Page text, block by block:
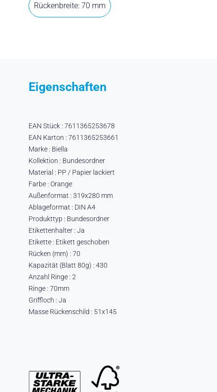
Rückenbreite: 70 mm
Eigenschaften
EAN Stück : 7611365253678
EAN Karton : 7611365253661
Marke : Biella
Kollektion : Bundesordner
Material : PP / Papier lackiert
Farbe : Orange
Außenformat : 319x280 mm
Ablageformat : DIN A4
Produkttyp : Bundesordner
Etikettenhalter : Ja
Etikette : Etikett geschoben
Rücken (mm) : 70
Kapazität (Blatt 80g) : 430
Anzahl Ringe : 2
Ringe : 70mm
Griffloch : Ja
Masse Rückenschild : 51x145